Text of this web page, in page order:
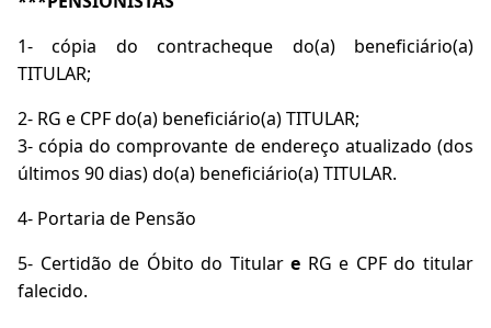
1- cópia do contracheque do(a) beneficiário(a)
TITULAR;
2- RG e CPF do(a) beneficiário(a) TITULAR;
3- cópia do comprovante de endereço atualizado (dos
últimos 90 dias) do(a) beneficiário(a) TITULAR.
4- Portaria de Pensão
5- Certidão de Óbito do Titulare RG e CPF do titular
falecido.